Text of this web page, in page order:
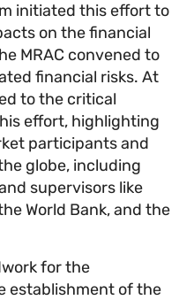
initiated this
on the financial
the MRAC convened
financial risks.
to the critical
this effort,
participants and
the globe, including
and supervisors like
the World Bank, and
for the
the establishment of